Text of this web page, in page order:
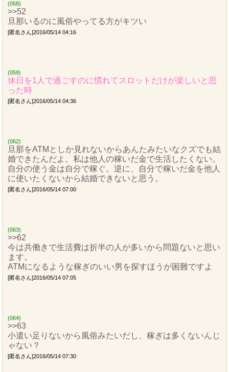
(058)
>>52
旦那いるのに風俗やってる方がキツい
[匿名さん]2016/05/14 04:16
(059)
休日を1人で過ごすのに慣れてスロットだけが楽しいと思
った時
[匿名さん]2016/05/14 04:36
(062)
旦那をATMとしか見れないからあんたみたいなクズでも結
婚できたんだよ。私は他人の稼いだ金で生活したくない。
自分の使う金は自分で稼ぐ。逆に、自分で稼いだ金を他人
に使いたくないから結婚できないと思う。
[匿名さん]2016/05/14 07:00
(063)
>>62
今は共働きで生活費は折半の人が多いから問題ないと思い
ます。
ATMになるような稼ぎのいい男を探すほうが困難ですよ
[匿名さん]2016/05/14 07:05
(064)
>>63
小遣い足りないから風俗みたいだし、稼ぎは多くないんじ
ゃない？
[匿名さん]2016/05/14 07:30